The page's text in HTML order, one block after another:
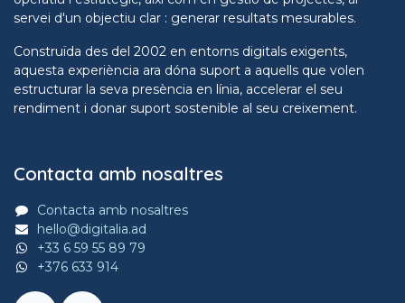
servei d'un objectiu clar : generar resultats mesurables.
Construïda des del 2002 en entorns digitals exigents,
aquesta experiència ara dóna suport a aquells que volen
estructurar la seva presència en línia, accelerar el seu
rendiment i donar suport sostenible al seu creixement.
Contacta amb nosaltres
Contacta amb nosaltres
hello@digitalia.ad
+33 6 59 55 89 79
+376 633 914